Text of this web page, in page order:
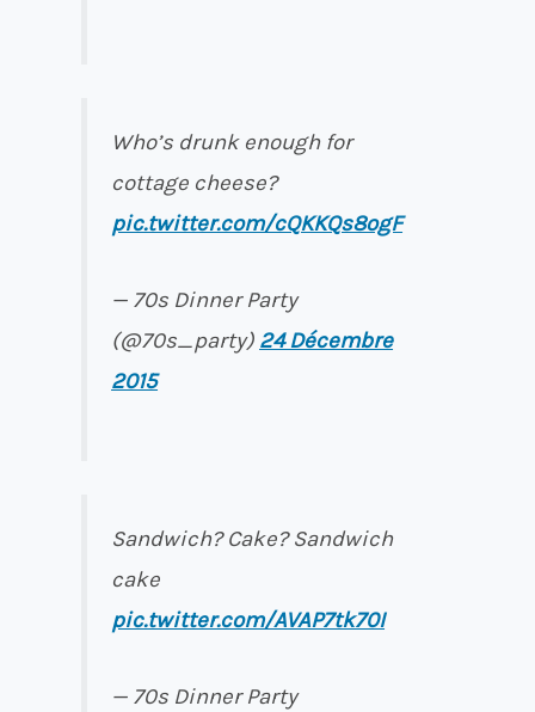
Who’s drunk enough for
cottage cheese?
pic.twitter.com/cQKKQs8ogF
— 70s Dinner Party
(@70s_party) 24 Décembre
2015
Sandwich? Cake? Sandwich
cake
pic.twitter.com/AVAP7tk70I
— 70s Dinner Party